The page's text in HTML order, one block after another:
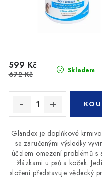
Skladem
599 Kč
672 Kč
Glandex je doplňkové
se zaručenými výsledky
účelem omezení problémů s
žlázkami u psů a koček.
složení představuje vědecký